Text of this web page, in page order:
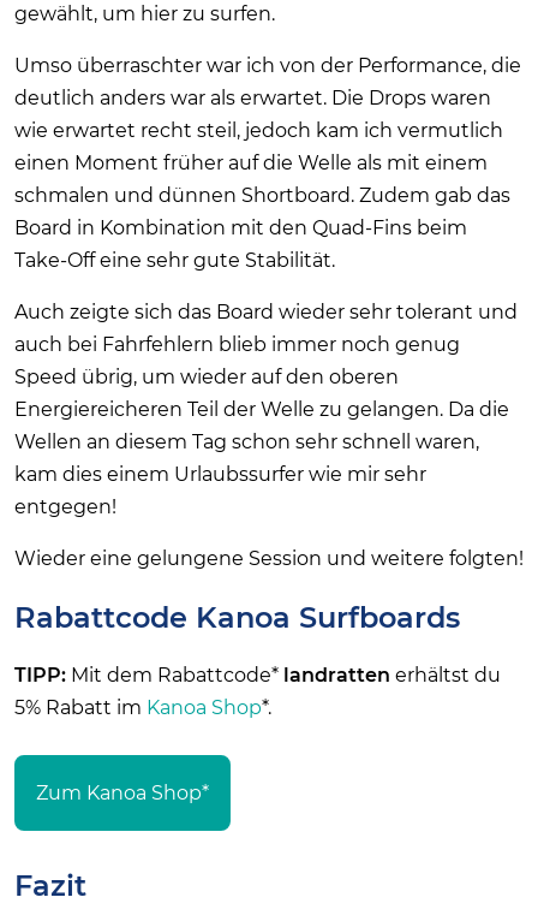
gewählt, um hier zu surfen.
Umso überraschter war ich von der Performance, die
deutlich anders war als erwartet. Die Drops waren
wie erwartet recht steil, jedoch kam ich vermutlich
einen Moment früher auf die Welle als mit einem
schmalen und dünnen Shortboard. Zudem gab das
Board in Kombination mit den Quad-Fins beim
Take-Off eine sehr gute Stabilität.
Auch zeigte sich das Board wieder sehr tolerant und
auch bei Fahrfehlern blieb immer noch genug
Speed übrig, um wieder auf den oberen
Energiereicheren Teil der Welle zu gelangen. Da die
Wellen an diesem Tag schon sehr schnell waren,
kam dies einem Urlaubssurfer wie mir sehr
entgegen!
Wieder eine gelungene Session und weitere folgten!
Rabattcode Kanoa Surfboards
TIPP: Mit dem Rabattcode* landratten erhältst du
5% Rabatt im Kanoa Shop*.
Zum Kanoa Shop*
Fazit